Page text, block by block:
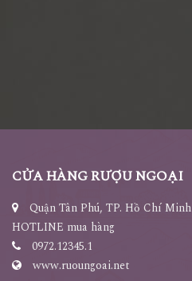
CỬA HÀNG RƯỢU NGOẠI
Quận Tân Phú, TP. Hồ Chí Minh
HOTLINE mua hàng
0972.12345.1
www.ruoungoai.net